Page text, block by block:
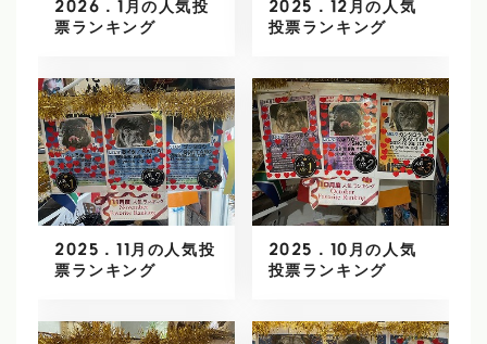
2026．1月の人気投
票ランキング
2025．12月の人気
投票ランキング
2025．11月の人気投
票ランキング
2025．10月の人気
投票ランキング